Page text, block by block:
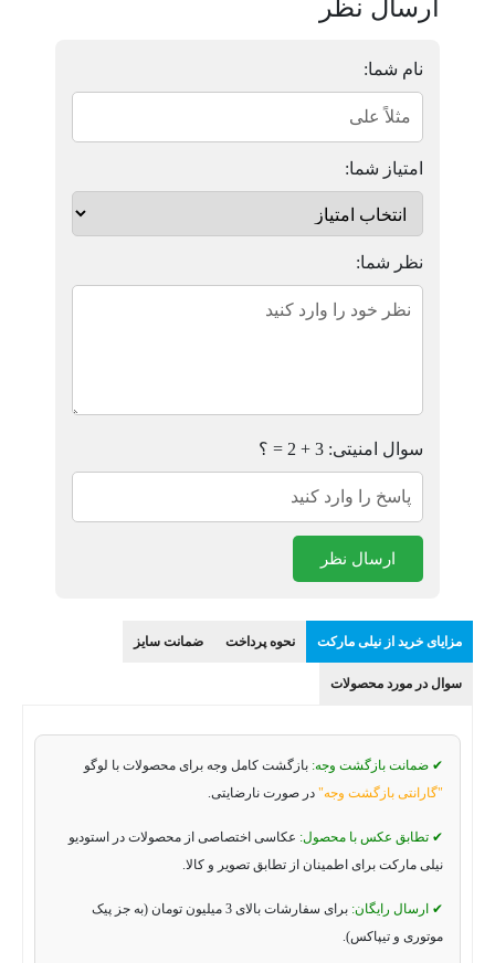
ارسال نظر
نام شما:
امتیاز شما:
نظر شما:
سوال امنیتی: 3 + 2 = ؟
ارسال نظر
مزایای خرید از نیلی مارکت نحوه پرداخت ضمانت سایز
سوال در مورد محصولات
✔ ضمانت بازگشت وجه: بازگشت کامل وجه برای محصولات با لوگو
"گارانتی بازگشت وجه" در صورت نارضایتی.
✔ تطابق عکس با محصول: عکاسی اختصاصی از محصولات در استودیو
نیلی مارکت برای اطمینان از تطابق تصویر و کالا.
✔ ارسال رایگان:
برای سفارشات بالای 3 میلیون تومان (به جز پیک
موتوری و تیپاکس).